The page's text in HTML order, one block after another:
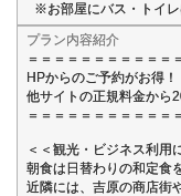
※お部屋にバス・トイレ
プラン内容紹介
＝＝＝＝＝＝＝＝＝＝＝
HPからのご予約がお得！
他サイトの正規料金から
＝＝＝＝＝＝＝＝＝＝＝
＜＜観光・ビジネス利用
朝食は日替わりの和定食
近隣には、吉原の商店街